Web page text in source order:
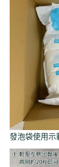
發泡袋使用示